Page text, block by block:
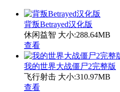
背叛Betrayed汉化版
休闲益智 大小:288.64MB
查看
我的世界大战僵尸2完整版
飞行射击 大小:310.97MB
查看